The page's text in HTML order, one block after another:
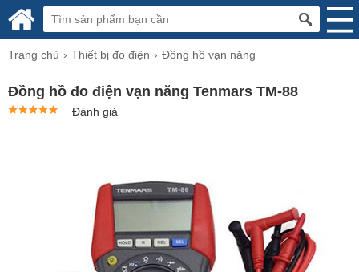
Trang chủ Thiết bị đo điện Đồng hồ vạn năng
Đồng hồ đo điện vạn năng Tenmars TM-88
Đánh giá